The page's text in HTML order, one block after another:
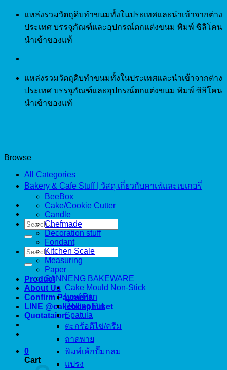
Skip
content
แหล่งรวมวัตถุดิบทำขนมทั้งในประเทศและนำเข้าจากต่าง
ประเทศ บรรจุภัณฑ์และอุปกรณ์ตกแต่งขนม พิมพ์ ซิลิโคน
นำเข้าของแท้
แหล่งรวมวัตถุดิบทำขนมทั้งในประเทศและนำเข้าจากต่าง
ประเทศ บรรจุภัณฑ์และอุปกรณ์ตกแต่งขนม พิมพ์ ซิลิโคน
นำเข้าของแท้
Search
for:
Search
for:
Product
About Us
Confirm Payment
LINE @cakeboxphuket
Quotataion
0
Cart
Browse
All Categories
Bakery & Cafe Stuff | วัสดุ เกี่ยวกับคาเฟ่และเบเกอรี่
BeeBox
Cake/Cookie Cutter
Candle
Chefmade
Decoration stuff
Fondant
Kitchen Scale
Measuring
Paper
SANNENG BAKEWARE
Cake Mould Non-Stick
Loaf Pan
Rolling Pin
Spatula
ตะกร้อตีไข่/ครีม
ถาดพาย
พิมพ์เค้กปั๊มกลม
แปรง